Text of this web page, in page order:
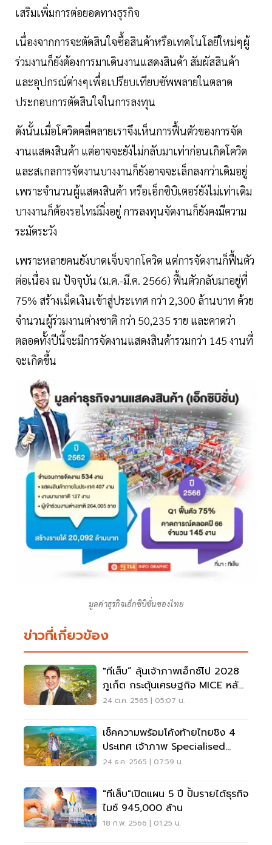
เสริมเพิ่มการต่อยอดทางธุรกิจ
เนื่องจากการจะตัดสินใจซื้อสินค้าหรือเทคโนโลยีใหม่ๆผู้
ร่วมงานก็ยังต้องการมาเดินงานแสดงสินค้า สัมผัสสินค้า
และอุปกรณ์ต่างๆเพื่อเปรียบเทียบซัพพลายในตลาด
ประกอบการตัดสินใจในการลงทุน
ดังนั้นเมื่อโควิดคลี่คลายเราจึงเห็นการฟื้นตัวของการจัด
งานแสดงสินค้า แต่อาจจะยังไม่กลับมาเท่าก่อนเกิดโควิด
และสเกลการจัดงานบางงานก็ยังอาจจะเล็กลงกว่าเดิมอยู่
เพราะจำนวนผู้แสดงสินค้า หรือเอ็กซิบิเตอร์ยังไม่เท่าเดิม
บางงานก็ต้องรอไทม์มิ่งอยู่ การลงทุนจัดงานก็ยังคงมีความ
ระมัดระวัง
เพราะหลายคนยังบาดเจ็บจากโควิด แต่การจัดงานก็ฟื้นตัว
ต่อเนื่อง ณ ปัจจุบัน (ม.ค.-มี.ค. 2566) ฟื้นตัวกลับมาอยู่ที่
75% สร้างเม็ดเงินเข้าสู่ประเทศ กว่า 2,300 ล้านบาท ด้วย
จำนวนผู้ร่วมงานต่างชาติ กว่า 50,235 ราย และคาดว่า
ตลอดทั้งปีนี้จะมีการจัดงานแสดงสินค้ารวมกว่า 145 งานที่
จะเกิดขึ้น
มูลค่าธุรกิจเอ็กซิบิชั่นของไทย
ข่าวที่เกี่ยวข้อง
"ทีเส็บ” ลุ้นเจ้าภาพเอ็กซ์โป 2028
ภูเก็ต กระตุ้นเศรษฐกิจ MICE หลัง
โควิด-19
24 ต.ค. 2565 | 05:07 น.
เช็คความพร้อมโค้งท้ายไทยชิง 4
ประเทศ เจ้าภาพ Specialised
Expo
24 ธ.ค. 2565 | 07:59 น.
"ทีเส็บ"เปิดแผน 5 ปี ปั้มรายได้ธุรกิจ
ไมซ์ 945,000 ล้าน
18 ก.พ. 2566 | 01:25 น.